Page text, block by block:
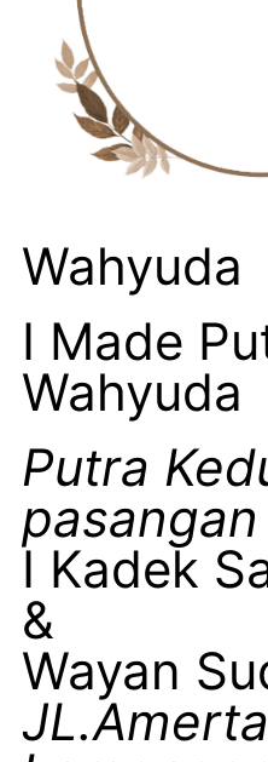
Wahyuda
I Made
Wahyuda
Putra
pasangan
I Kadek
&
Wayan